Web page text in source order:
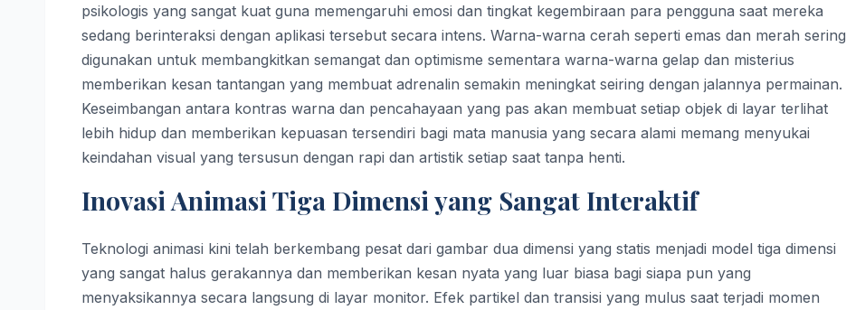
psikologis yang sangat kuat guna memengaruhi emosi dan tingkat kegembiraan para pengguna saat mereka
sedang berinteraksi dengan aplikasi tersebut secara intens. Warna-warna cerah seperti emas dan merah sering
digunakan untuk membangkitkan semangat dan optimisme sementara warna-warna gelap dan misterius
memberikan kesan tantangan yang membuat adrenalin semakin meningkat seiring dengan jalannya permainan.
Keseimbangan antara kontras warna dan pencahayaan yang pas akan membuat setiap objek di layar terlihat
lebih hidup dan memberikan kepuasan tersendiri bagi mata manusia yang secara alami memang menyukai
keindahan visual yang tersusun dengan rapi dan artistik setiap saat tanpa henti.
Inovasi Animasi Tiga Dimensi yang Sangat Interaktif
Teknologi animasi kini telah berkembang pesat dari gambar dua dimensi yang statis menjadi model tiga dimensi
yang sangat halus gerakannya dan memberikan kesan nyata yang luar biasa bagi siapa pun yang
menyaksikannya secara langsung di layar monitor. Efek partikel dan transisi yang mulus saat terjadi momen